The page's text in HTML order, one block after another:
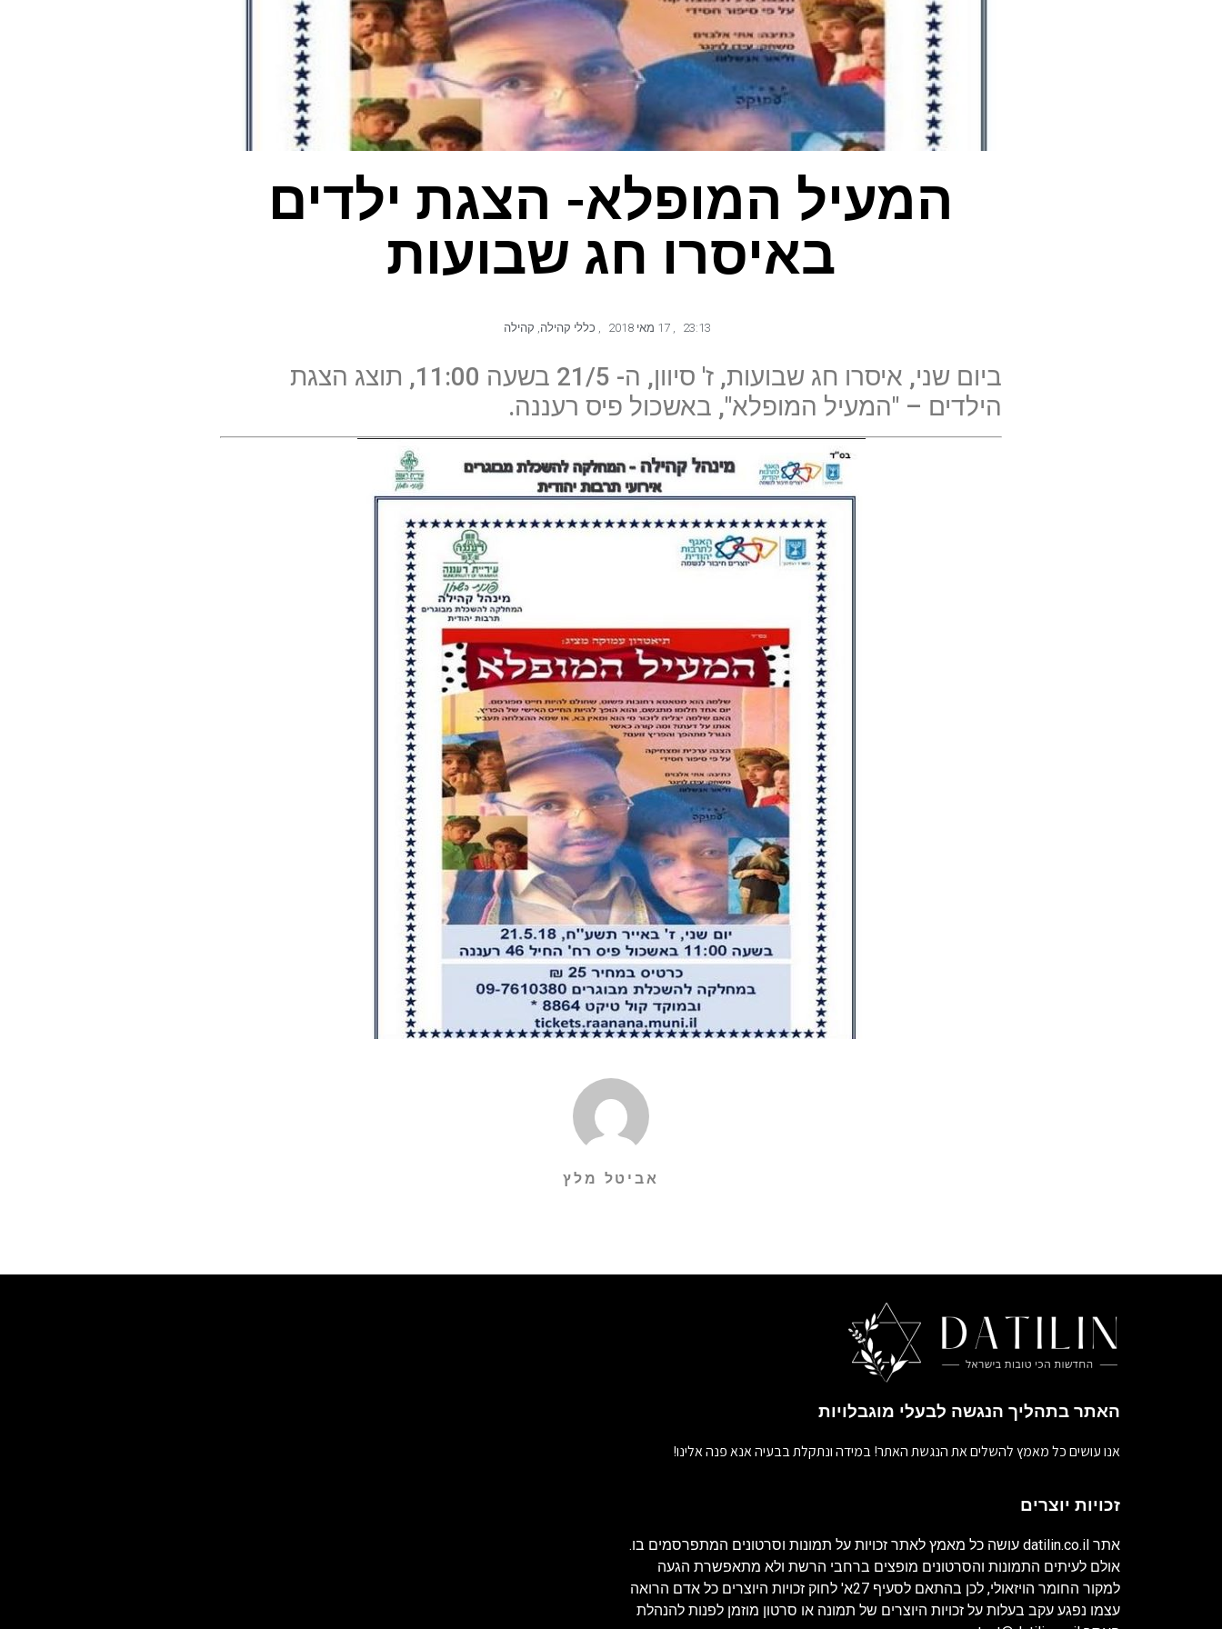
המעיל המופלא- הצגת ילדים
באיסרו חג שבועות
23:13
,
, כללי קהילה, קהילה
ביום שני, איסרו חג שבועות, ז' סיוון, ה- 21/5 בשעה 11:00, תוצג הצגת
הילדים – "המעיל המופלא", באשכול פיס רעננה.
אביטל מלץ
האתר בתהליך הנגשה לבעלי מוגבלויות
אנו עושים כל מאמץ להשלים את הנגשת האתר! במידה ונתקלת בבעיה אנא פנה אלינו!
זכויות יוצרים
אתר datilin.co.il עושה כל מאמץ לאתר זכויות על תמונות וסרטונים המתפרסמים בו.
אולם לעיתים התמונות והסרטונים מופצים ברחבי הרשת ולא מתאפשרת הגעה
למקור החומר הויזאולי, לכן בהתאם לסעיף 27א' לחוק זכויות היוצרים כל אדם הרואה
עצמו נפגע עקב בעלות על זכויות היוצרים של תמונה או סרטון מוזמן לפנות להנהלת